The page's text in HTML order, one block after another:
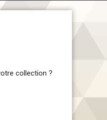
collection ?